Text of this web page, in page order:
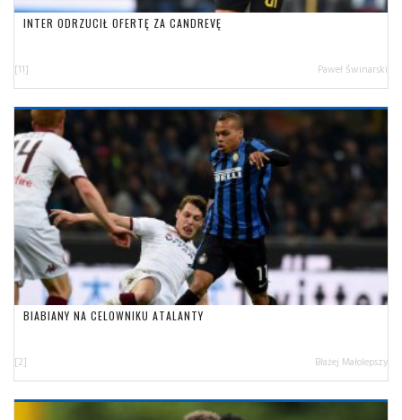
INTER ODRZUCIŁ OFERTĘ ZA CANDREVĘ
[11] Paweł Świnarski
BIABIANY NA CELOWNIKU ATALANTY
[2] Błażej Małolepszy